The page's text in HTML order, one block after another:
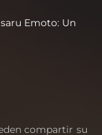
Emoto: Un
compartir su